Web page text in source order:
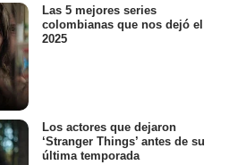
Las 5 mejores series
colombianas que nos dejó el
2025
Los actores que dejaron
‘Stranger Things’ antes de su
última temporada